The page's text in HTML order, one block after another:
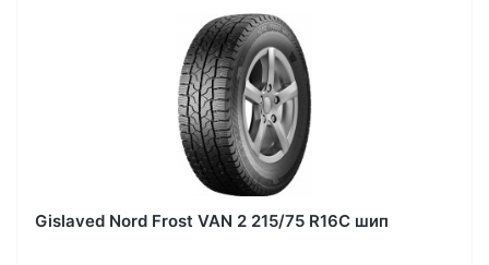
Gislaved Nord Frost VAN 2 215/75 R16C шип